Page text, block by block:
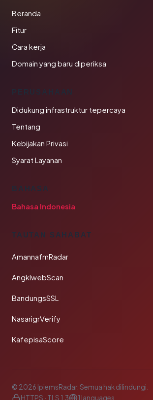
Beranda
Fitur
Cara kerja
Domain yang baru diperiksa
PERUSAHAAN
Didukung infrastruktur tepercaya
Tentang
Kebijakan Privasi
Syarat Layanan
BAHASA
Bahasa Indonesia
TAUTAN SAHABAT
AmannafmRadar
AngklwebScan
BandungsSSL
NasarigrVerify
KafepisaScore
© 2026 IpiemsRadar. Semua hak dilindungi.
HTTPS · TLS 1.3
1 languages